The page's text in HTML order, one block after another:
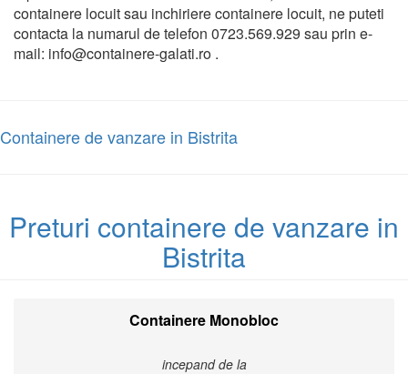
containere locuit sau inchiriere containere locuit, ne puteti
contacta la numarul de telefon 0723.569.929 sau prin e-
mail: info@containere-galati.ro .
Containere de vanzare in Bistrita
Preturi containere de vanzare in
Bistrita
Containere Monobloc
incepand de la